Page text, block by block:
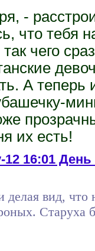
-
что тебя
чего
А теперь
их есть!
16:01 День
делая вид,
Старуха